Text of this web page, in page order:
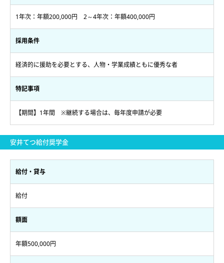
1年次：年額200,000円 2～4年次：年額400,000円
採用条件
経済的に援助を必要とする、人物・学業成績ともに優秀な者
特記事項
【期間】1年間 ※継続する場合は、毎年度申請が必要
安井てつ給付奨学金
給付・貸与
給付
額面
年額500,000円